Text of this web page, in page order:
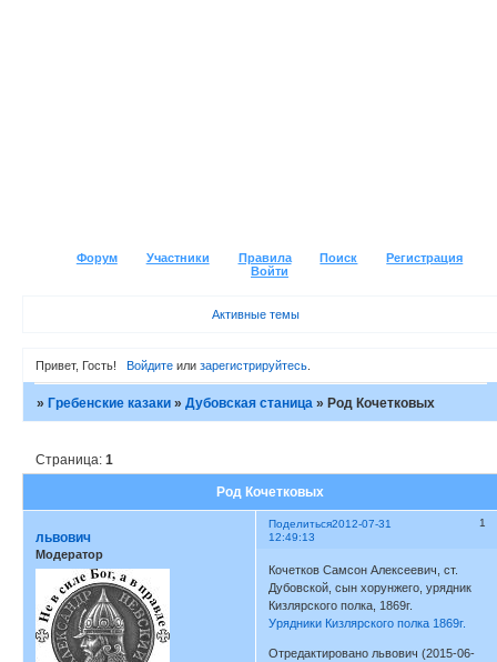
Форум Участники Правила Поиск
Регистрация
Войти
Активные темы
Привет, Гость! Войдитеили зарегистрируйтесь.
»Гребенские казаки »Дубовская станица »Род Кочетковых
Род Кочетковых
Страница:1
Поделиться 1
2012-07-31
12:49:13
львович
Модератор
Кочетков Самсон Алексеевич, ст.
Дубовской, сын хорунжего, урядник
Кизлярского полка, 1869г.
Урядники Кизлярского полка 1869г.
Отредактировано львович (2015-06-